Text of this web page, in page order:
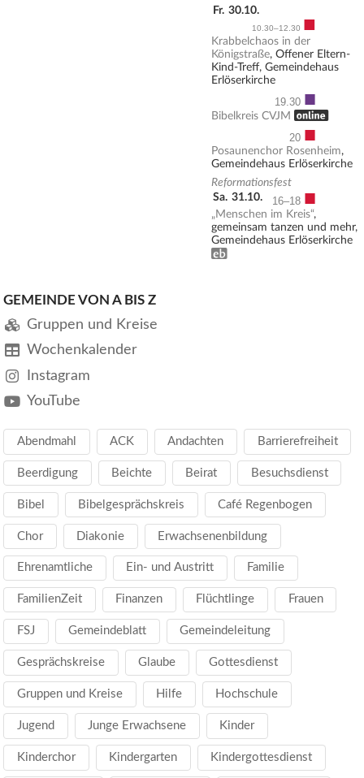
Fr. 30.10.
10.30–12.30 ■
Krabbelchaos in der
Königstraße, Offener Eltern-
Kind-Treff, Gemeindehaus
Erlöserkirche
19.30 ■
Bibelkreis CVJM
, ONLINE
20 ■
Posaunenchor Rosenheim,
Gemeindehaus Erlöserkirche
Reformationsfest
Sa. 31.10. 16–18 ■
„Menschen im Kreis“,
gemeinsam tanzen und mehr,
Gemeindehaus Erlöserkirche
Erwachsenenbildung
GEMEINDE VON A BIS Z
Gruppen und Kreise
Wochenkalender
Instagram
YouTube
Abendmahl ACK Andachten Barrierefreiheit
Beerdigung Beichte Beirat Besuchsdienst
Bibel Bibelgesprächskreis Café Regenbogen
Chor Diakonie Erwachsenenbildung
Ehrenamtliche Ein- und Austritt Familie
FamilienZeit Finanzen Flüchtlinge Frauen
FSJ Gemeindeblatt Gemeindeleitung
Gesprächskreise Glaube Gottesdienst
Gruppen und Kreise Hilfe Hochschule
Jugend Junge Erwachsene Kinder
Kinderchor Kindergarten Kindergottesdienst